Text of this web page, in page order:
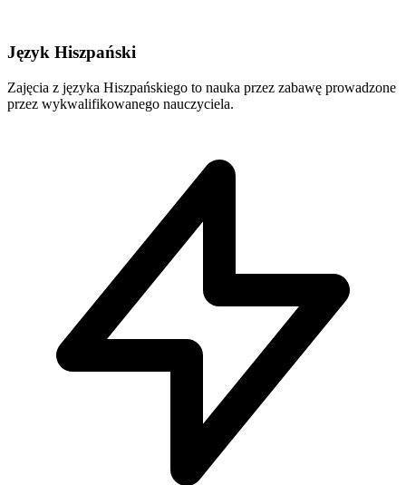
Język Hiszpański
Zajęcia z języka Hiszpańskiego to nauka przez zabawę prowadzone
przez wykwalifikowanego nauczyciela.